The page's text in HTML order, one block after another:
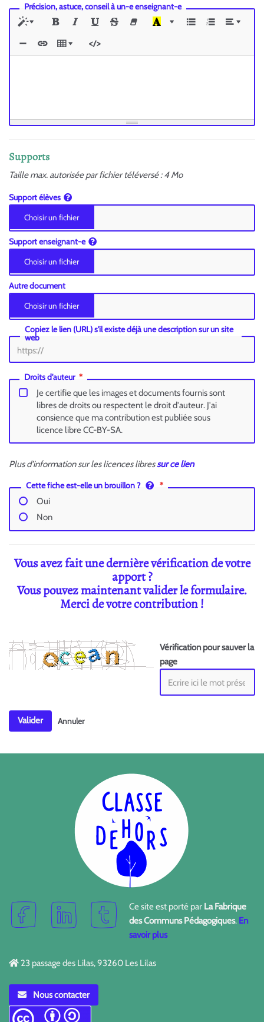
Précision, astuce, conseil à un-e enseignant-e
Supports
Taille max. autorisée par fichier téléversé : 4 Mo
Support élèves
Support enseignant-e
Autre document
Copiez le lien (URL) s'il existe déjà une description sur un site
web
Droits d'auteur
Je certifie que les images et documents fournis sont
libres de droits ou respectent le droit d'auteur. J'ai
consience que ma contribution est publiée sous
licence libre CC-BY-SA.
Plus d'information sur les licences libressur ce lien
Cette fiche est-elle un brouillon ?
Oui
Non
Vous avez fait une dernière vérification de votre
apport ?
Vous pouvez maintenant valider le formulaire.
Merci de votre contribution !
Vérification pour sauver la
page
Valider Annuler
Ce site est porté par La Fabrique
des Communs Pédagogiques. En
savoir plus
23 passage des Lilas, 93260 Les Lilas
Nous contacter